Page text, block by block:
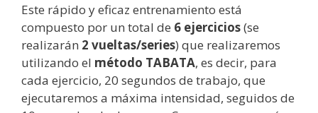
Este rápido y eficaz entrenamiento está
compuesto por un total de 6 ejercicios(se
realizarán 2 vueltas/series) que realizaremos
utilizando el método TABATA, es decir, para
cada ejercicio, 20 segundos de trabajo, que
ejecutaremos a máxima intensidad, seguidos de